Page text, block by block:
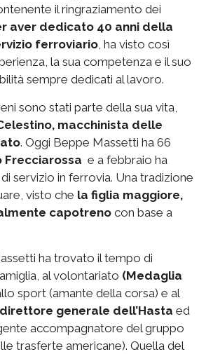
il ringraziamento dei
aver dedicato 40 anni della
ferroviario, ha visto così
la sua competenza e il suo
sempre dedicati al lavoro.
sono stati parte della sua vita,
macchinista delle
. Oggi Beppe Massetti ha 66
Frecciarossa e a febbraio ha
servizio in ferrovia. Una tradizione
visto che la figlia maggiore,
capotreno con base a
ha trovato il tempo di
al volontariato (Medaglia
sport (amante della corsa) e al
generale dell’Hasta ed
accompagnatore del gruppo
trasferte americane). Quella del